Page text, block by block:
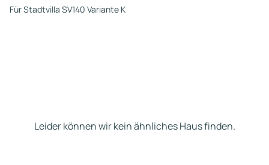
Für Stadtvilla SV140 Variante K
Leider können wir kein ähnliches Haus finden.